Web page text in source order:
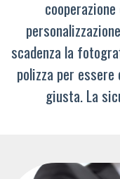
scadenza la
polizza per
giusta. La